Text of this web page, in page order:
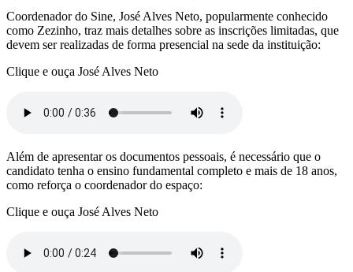
Coordenador do Sine, José Alves Neto, popularmente conhecido
como Zezinho, traz mais detalhes sobre as inscrições limitadas, que
devem ser realizadas de forma presencial na sede da instituição:
Clique e ouça José Alves Neto
Além de apresentar os documentos pessoais, é necessário que o
candidato tenha o ensino fundamental completo e mais de 18 anos,
como reforça o coordenador do espaço:
Clique e ouça José Alves Neto